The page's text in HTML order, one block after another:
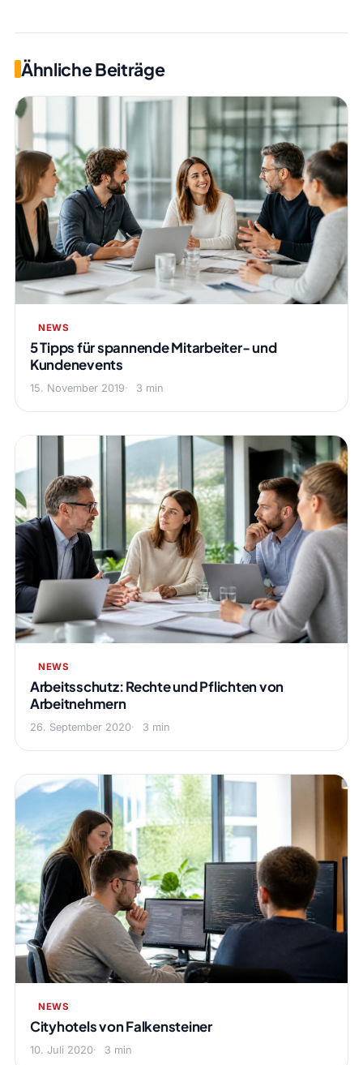
Ähnliche Beiträge
NEWS
5 Tipps für spannende Mitarbeiter- und
Kundenevents
15. November 2019 3 min
NEWS
Arbeitsschutz: Rechte und Pflichten von
Arbeitnehmern
26. September 2020 3 min
NEWS
Cityhotels von Falkensteiner
10. Juli 2020 3 min